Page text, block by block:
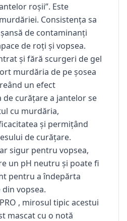
roșii”. Este
Consistența sa
de contaminanți
de roți și vopsea.
și fără scurgeri de gel
murdăria de pe șosea
un efect
de curățare a jantelor se
cu murdăria,
și permițând
de curățare.
sigur pentru vopsea,
un pH neutru și poate fi
pentru a îndepărta
vopsea.
, mirosul tipic acestui
mascat cu o notă